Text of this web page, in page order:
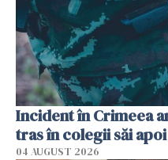
Incident în Crimeea
tras în colegii săi
04 AUGUST 2026